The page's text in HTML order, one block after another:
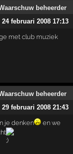
24 februari 2008 17:13
met club muziek
29 februari 2008 21:43
je denken
en we